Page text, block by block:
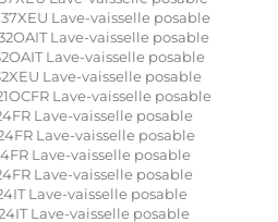
Lave-vaisselle posable
Lave-vaisselle posable
Lave-vaisselle posable
Lave-vaisselle posable
Lave-vaisselle posable
Lave-vaisselle posable
Lave-vaisselle posable
Lave-vaisselle posable
Lave-vaisselle posable
Lave-vaisselle posable
Lave-vaisselle posable